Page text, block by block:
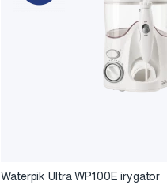
Badania kliniczne
przeciwbakteryjnych
Irygatory Waterpik są
bardziej skuteczne niż zwykłe
Waterpik Ultra WP100E irygator